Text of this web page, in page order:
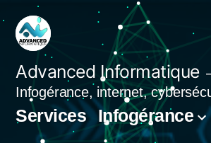
Aller
contenu
Advanced Informatique
Infogérance, internet,
Services Infogérance